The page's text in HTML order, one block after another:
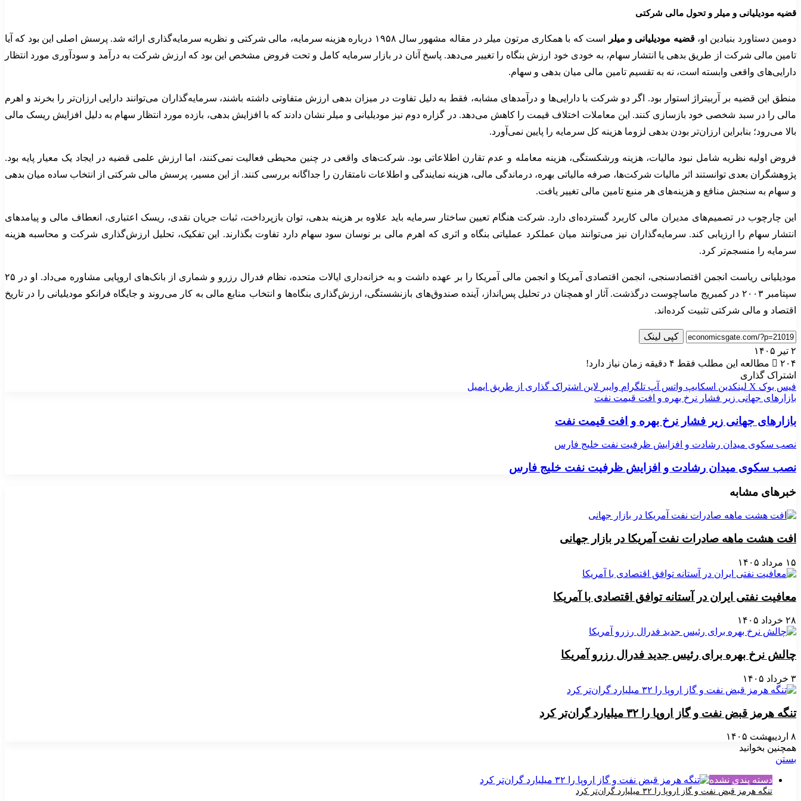
قضیه مودیلیانی و میلر و تحول مالی شرکتی
دومین دستاورد بنیادین او،قضیه مودیلیانی و میلر
است که با همکاری مرتون میلر در مقاله مشهور سال ۱۹۵۸ درباره هزینه سرمایه، مالی شرکتی و نظریه سرمایه‌گذاری ارائه شد. پرسش اصلی این بود که آیا
تامین مالی شرکت از طریق بدهی یا انتشار سهام، به خودی خود ارزش بنگاه را تغییر می‌دهد. پاسخ آنان در بازار سرمایه کامل و تحت فروض مشخص این بود که ارزش شرکت به درآمد و سودآوری مورد انتظار
دارایی‌های واقعی وابسته است، نه به تقسیم تامین مالی میان بدهی و سهام.
منطق این قضیه بر آربیتراژ استوار بود. اگر دو شرکت با دارایی‌ها و درآمدهای مشابه، فقط به دلیل تفاوت در میزان بدهی ارزش متفاوتی داشته باشند، سرمایه‌گذاران می‌توانند دارایی ارزان‌تر را بخرند و اهرم
مالی را در سبد شخصی خود بازسازی کنند. این معاملات اختلاف قیمت را کاهش می‌دهد. در گزاره دوم نیز مودیلیانی و میلر نشان دادند که با افزایش بدهی، بازده مورد انتظار سهام به دلیل افزایش ریسک مالی
بالا می‌رود؛ بنابراین ارزان‌تر بودن بدهی لزوما هزینه کل سرمایه را پایین نمی‌آورد.
فروض اولیه نظریه شامل نبود مالیات، هزینه ورشکستگی، هزینه معامله و عدم تقارن اطلاعاتی بود. شرکت‌های واقعی در چنین محیطی فعالیت نمی‌کنند، اما ارزش علمی قضیه در ایجاد یک معیار پایه بود.
پژوهشگران بعدی توانستند اثر مالیات شرکت‌ها، صرفه مالیاتی بهره، درماندگی مالی، هزینه نمایندگی و اطلاعات نامتقارن را جداگانه بررسی کنند. از این مسیر، پرسش مالی شرکتی از انتخاب ساده میان بدهی
و سهام به سنجش منافع و هزینه‌های هر منبع تامین مالی تغییر یافت.
این چارچوب در تصمیم‌های مدیران مالی کاربرد گسترده‌ای دارد. شرکت هنگام تعیین ساختار سرمایه باید علاوه بر هزینه بدهی، توان بازپرداخت، ثبات جریان نقدی، ریسک اعتباری، انعطاف مالی و پیامدهای
انتشار سهام را ارزیابی کند. سرمایه‌گذاران نیز می‌توانند میان عملکرد عملیاتی بنگاه و اثری که اهرم مالی بر نوسان سود سهام دارد تفاوت بگذارند. این تفکیک، تحلیل ارزش‌گذاری شرکت و محاسبه هزینه
سرمایه را منسجم‌تر کرد.
مودیلیانی ریاست انجمن اقتصادسنجی، انجمن اقتصادی آمریکا و انجمن مالی آمریکا را بر عهده داشت و به خزانه‌داری ایالات متحده، نظام فدرال رزرو و شماری از بانک‌های اروپایی مشاوره می‌داد. او در ۲۵
سپتامبر ۲۰۰۳ در کمبریج ماساچوست درگذشت. آثار او همچنان در تحلیل پس‌انداز، آینده صندوق‌های بازنشستگی، ارزش‌گذاری بنگاه‌ها و انتخاب منابع مالی به کار می‌روند و جایگاه فرانکو مودیلیانی را در تاریخ
اقتصاد و مالی شرکتی تثبیت کرده‌اند.
کپی لینک
۲ تیر ۱۴۰۵
۲۰۴
مطالعه این مطلب فقط ۴ دقیقه زمان نیاز دارد!
اشتراک گذاری
فیس بوک X لینکدین اسکایپ واتس آپ تلگرام وایبر لاین اشتراک گذاری از طریق ایمیل
بازارهای جهانی زیر فشار نرخ بهره و افت قیمت نفت
بازارهای جهانی زیر فشار نرخ بهره و افت قیمت نفت
نصب سکوی میدان رشادت و افزایش ظرفیت نفت خلیج فارس
نصب سکوی میدان رشادت و افزایش ظرفیت نفت خلیج فارس
خبرهای مشابه
افت هشت ماهه صادرات نفت آمریکا در بازار جهانی
۱۵ مرداد ۱۴۰۵
معافیت نفتی ایران در آستانه توافق اقتصادی با آمریکا
۲۸ خرداد ۱۴۰۵
چالش نرخ بهره برای رئیس جدید فدرال رزرو آمریکا
۳ خرداد ۱۴۰۵
تنگه هرمز قبض نفت و گاز اروپا را ۳۲ میلیارد گران‌تر کرد
۸ اردیبهشت ۱۴۰۵
همچنین بخوانید
بستن
دسته بندی نشده
تنگه هرمز قبض نفت و گاز اروپا را ۳۲ میلیارد گران‌تر کرد